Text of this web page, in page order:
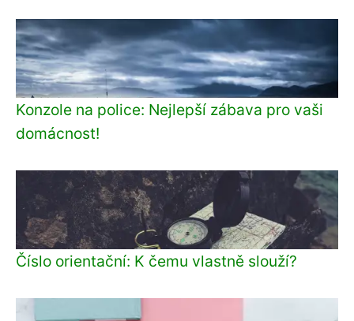
Konzole na police: Nejlepší zábava pro vaši
domácnost!
Číslo orientační: K čemu vlastně slouží?